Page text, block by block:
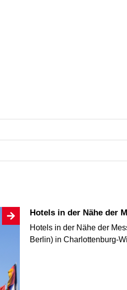
Hotels in der Nähe der
Hotels in der Nähe der
Berlin) in Charlottenburg-